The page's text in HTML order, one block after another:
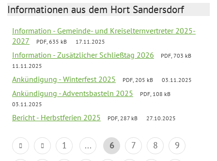
Informationen aus dem Hort Sandersdorf
Information - Gemeinde- und Kreiselternvertreter 2025-
2027
PDF, 635 kB 17.11.2025
Information - Zusätzlicher Schließtag 2026
PDF, 703 kB
11.11.2025
Ankündigung - Winterfest 2025 PDF, 205 kB 03.11.2025
Ankündigung - Adventsbasteln 2025
PDF, 108 kB
03.11.2025
Bericht - Herbstferien 2025 PDF, 287 kB 27.10.2025
1 ... 6 7 8
9